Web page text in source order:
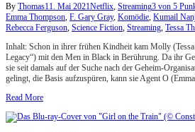
By Thomas11. Mai 2021Netflix Streaming3 von 5
Emma Thompson F. Gary Gray, Komödie Kumail
Rebecca Ferguson Science Fiction Streaming Tessa
Inhalt: Schon in ihrer frühen Kindheit kam Molly
Legacy“) mit den Men in Black in Berührung. Da ihr
sie seit damals auf der Suche nach der Geheim-
gelingt, die Basis aufzuspüren, kann sie Agent O
Read More